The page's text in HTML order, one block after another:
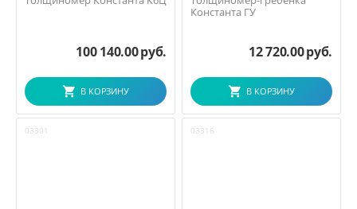
100 140.00руб.
В КОРЗИНУ
Константа ГУ
12 720.00руб.
В КОРЗИНУ
03301 03316